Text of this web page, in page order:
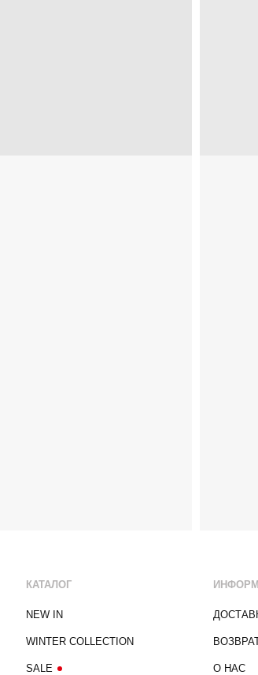
КАТАЛОГ
NEW IN
WINTER COLLECTION
SALE О НАС